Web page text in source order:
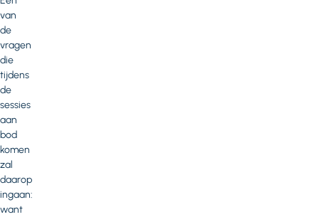
van
de
vragen
die
tijdens
de
sessies
aan
bod
komen
zal
daarop
ingaan:
want